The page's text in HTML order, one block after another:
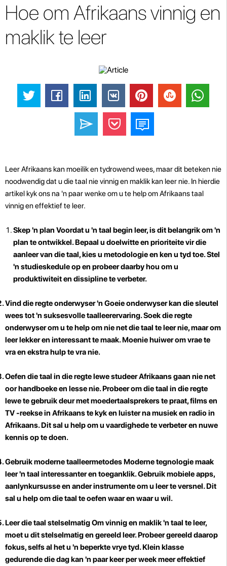
Hoe om Afrikaans vinnig en
maklik te leer
Leer Afrikaans kan moeilik en tydrowend wees, maar dit beteken nie
noodwendig dat u die taal nie vinnig en maklik kan leer nie. In hierdie
artikel kyk ons ​​na 'n paar wenke om u te help om Afrikaans taal
vinnig en effektief te leer.
Skep 'n plan Voordat u 'n taal begin leer, is dit belangrik om 'n
plan te ontwikkel. Bepaal u doelwitte en prioriteite vir die
aanleer van die taal, kies u metodologie en ken u tyd toe. Stel
'n studieskedule op en probeer daarby hou om u
produktiwiteit en dissipline te verbeter.
Vind die regte onderwyser'n Goeie onderwyser kan die sleutel
wees tot 'n suksesvolle taalleerervaring. Soek die regte
onderwyser om u te help om nie net die taal te leer nie, maar om
leer lekker en interessant te maak. Moenie huiwer om vrae te
vra en ekstra hulp te vra nie.
Oefen die taal in die regte lewestudeer Afrikaans gaan nie net
oor handboeke en lesse nie. Probeer om die taal in die regte
lewe te gebruik deur met moedertaalsprekers te praat, films en
TV -reekse in Afrikaans te kyk en luister na musiek en radio in
Afrikaans. Dit sal u help om u vaardighede te verbeter en nuwe
kennis op te doen.
Gebruik moderne taalleermetodesModerne tegnologie maak
leer 'n taal interessanter en toeganklik. Gebruik mobiele apps,
aanlynkursusse en ander instrumente om u leer te versnel. Dit
sal u help om die taal te oefen waar en waar u wil.
Leer die taal stelselmatigOm vinnig en maklik 'n taal te leer,
moet u dit stelselmatig en gereeld leer. Probeer gereeld daarop
fokus, selfs al het u 'n beperkte vrye tyd. Klein klasse
gedurende die dag kan 'n paar keer per week meer effektief